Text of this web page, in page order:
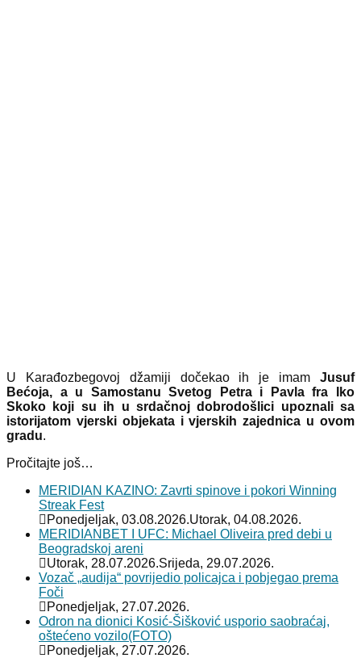
U Karađozbegovoj džamiji dočekao ih je imam Jusuf
Bećoja, a u Samostanu Svetog Petra i Pavla fra Iko
Skoko koji su ih u srdačnoj dobrodošlici upoznali sa
istorijatom vjerski objekata i vjerskih zajednica u ovom
gradu.
Pročitajte još…
MERIDIAN KAZINO: Zavrti spinove i pokori Winning
Streak Fest
Ponedjeljak, 03.08.2026.Utorak, 04.08.2026.
MERIDIANBET I UFC: Michael Oliveira pred debi u
Beogradskoj areni
Utorak, 28.07.2026.Srijeda, 29.07.2026.
Vozač „audija“ povrijedio policajca i pobjegao prema
Foči
Ponedjeljak, 27.07.2026.
Odron na dionici Kosić-Šišković usporio saobraćaj,
oštećeno vozilo(FOTO)
Ponedjeljak, 27.07.2026.